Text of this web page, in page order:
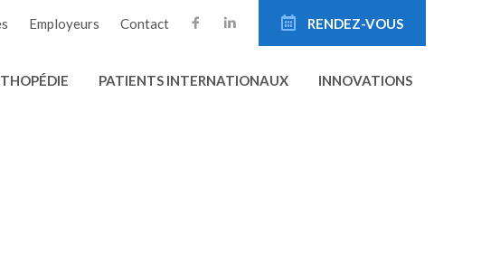
RENDEZ-VOUS
Employeurs Contact
PATIENTS INTERNATIONAUX INNOVATIONS